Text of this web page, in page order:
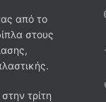
από το
στους
τρίτη